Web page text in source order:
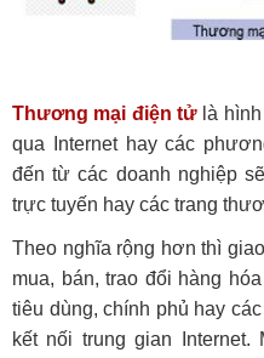
Thương mại điện tử là
qua Internet hay các
đến từ các doanh nghiệp
trực tuyến hay các trang
Theo nghĩa rộng hơn thì
mua, bán, trao đổi hàng
tiêu dùng, chính phủ hay
kết nối trung gian